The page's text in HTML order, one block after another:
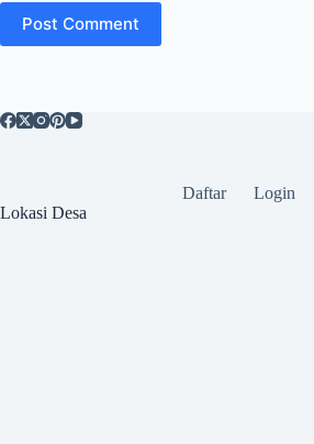
Post Comment
Daftar
Login
Lokasi Desa